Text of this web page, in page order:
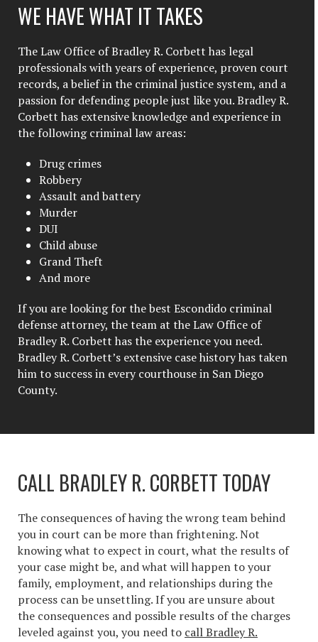
WE HAVE WHAT IT TAKES
The Law Office of Bradley R. Corbett has legal
professionals with years of experience, proven court
records, a belief in the criminal justice system, and a
passion for defending people just like you. Bradley R.
Corbett has extensive knowledge and experience in
the following criminal law areas:
Drug crimes
Robbery
Assault and battery
Murder
DUI
Child abuse
Grand Theft
And more
If you are looking for the best Escondido criminal
defense attorney, the team at the Law Office of
Bradley R. Corbett has the experience you need.
Bradley R. Corbett’s extensive case history has taken
him to success in every courthouse in San Diego
County.
CALL BRADLEY R. CORBETT TODAY
The consequences of having the wrong team behind
you in court can be more than frightening. Not
knowing what to expect in court, what the results of
your case might be, and what will happen to your
family, employment, and relationships during the
process can be unsettling. If you are unsure about
the consequences and possible results of the charges
leveled against you, you need to call Bradley R.